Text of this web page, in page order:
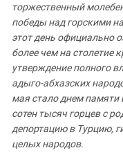
СКФО
Ставропольский край
Чечня
Южная Осетия
Южный Кавказ
ЮФО
торжественный
победы над горскими
этот день официально
более чем на столетие
утверждение полного
адыго-абхазских
мая стало днем памяти
сотен тысяч горцев с
депортацию в Турцию,
целых народов.